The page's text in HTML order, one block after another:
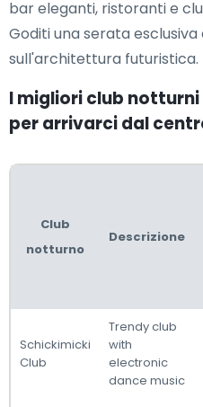
bar eleganti, ristoranti e
Goditi una serata esclusiva
sull'architettura futuristica.
I migliori club
per arrivarci dal
Club
notturno
Descrizione
Schickimicki
Club
Trendy club
with
electronic
dance music